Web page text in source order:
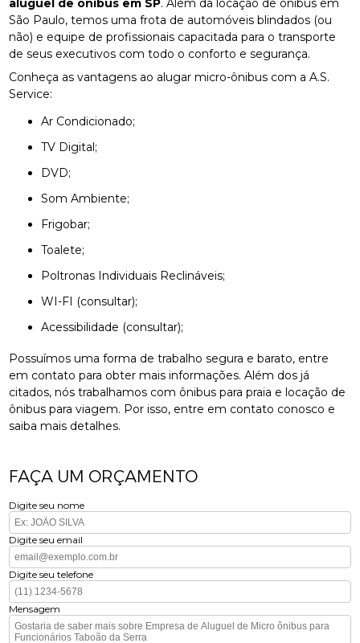
aluguel de ônibus em SP. Além da locação de ônibus em
São Paulo, temos uma frota de automóveis blindados (ou
não) e equipe de profissionais capacitada para o transporte
de seus executivos com todo o conforto e segurança.
Conheça as vantagens ao alugar micro-ônibus com a A.S.
Service:
Ar Condicionado;
TV Digital;
DVD;
Som Ambiente;
Frigobar;
Toalete;
Poltronas Individuais Reclináveis;
WI-FI (consultar);
Acessibilidade (consultar);
Possuímos uma forma de trabalho segura e barato, entre
em contato para obter mais informações. Além dos já
citados, nós trabalhamos com ônibus para praia e locação de
ônibus para viagem. Por isso, entre em contato conosco e
saiba mais detalhes.
FAÇA UM ORÇAMENTO
Digite seu nome
Digite seu email
Digite seu telefone
Mensagem